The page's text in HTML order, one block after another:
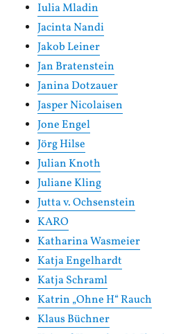
Iulia Mladin
Jacinta Nandi
Jakob Leiner
Jan Bratenstein
Janina Dotzauer
Jasper Nicolaisen
Jone Engel
Jörg Hilse
Julian Knoth
Juliane Kling
Jutta v. Ochsenstein
KARO
Katharina Wasmeier
Katja Engelhardt
Katja Schraml
Katrin „Ohne H“ Rauch
Klaus Büchner